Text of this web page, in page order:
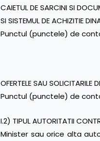
CAIETUL DE SARCINI SI
SI SISTEMUL DE ACHIZITIE
Punctul (punctele) de
OFERTELE SAU SOLICITARILE
Punctul (punctele) de
I.2) TIPUL AUTORITATII
Minister sau orice alta